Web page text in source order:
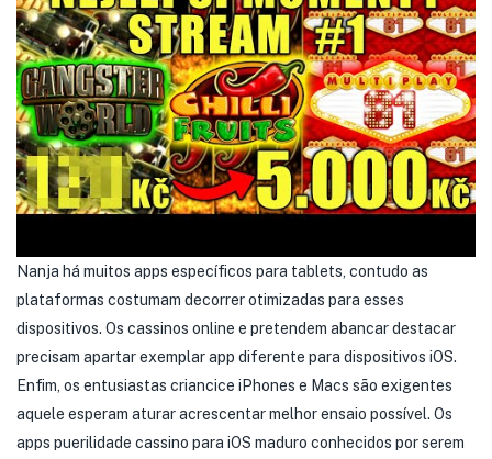
Nanja há muitos apps específicos para tablets, contudo as
plataformas costumam decorrer otimizadas para esses
dispositivos. Os cassinos online e pretendem abancar destacar
precisam apartar exemplar app diferente para dispositivos iOS.
Enfim, os entusiastas criancice iPhones e Macs são exigentes
aquele esperam aturar acrescentar melhor ensaio possível. Os
apps puerilidade cassino para iOS maduro conhecidos por serem